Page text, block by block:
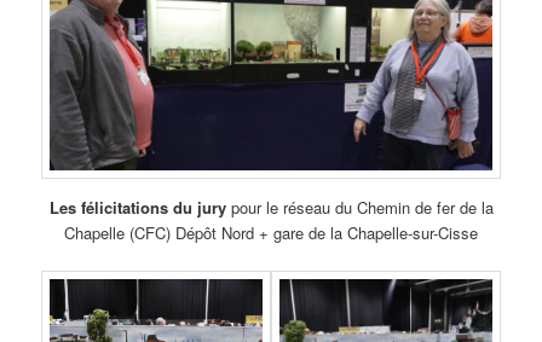
Les félicitations du jurypour le réseau du Chemin de fer de la
Chapelle (CFC) Dépôt Nord + gare de la Chapelle-sur-Cisse